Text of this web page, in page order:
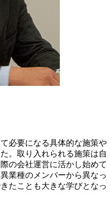
必要になる具体的な施策や
。取り入れられる施策は自
の会社運営に活かし始めて
業種のメンバーから異なっ
たことも大きな学びとなっ